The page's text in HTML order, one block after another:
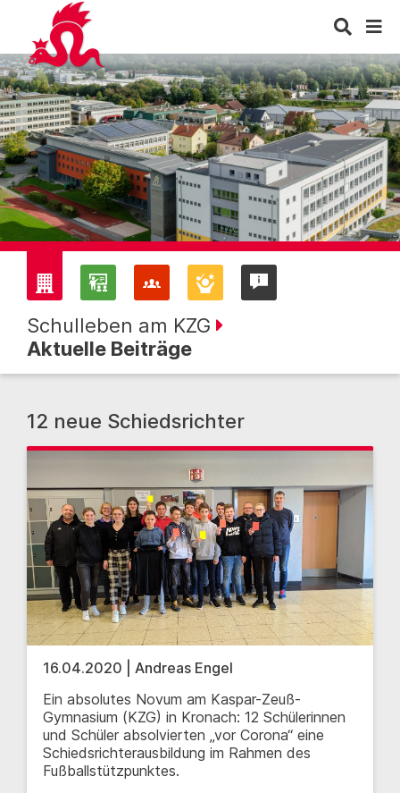
Schulleben am KZG
Aktuelle Beiträge
12 neue Schiedsrichter
16.04.2020 | Andreas Engel
Ein absolutes Novum am Kaspar-Zeuß-
Gymnasium (KZG) in Kronach: 12 Schülerinnen
und Schüler absolvierten „vor Corona“ eine
Schiedsrichterausbildung im Rahmen des
Fußballstützpunktes.